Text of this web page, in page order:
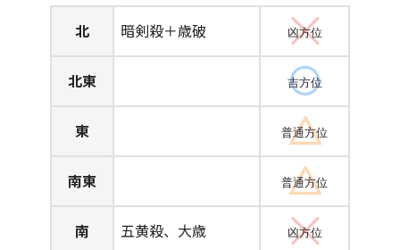
北 暗剣殺＋歳破 凶方位
北東 吉方位
東 普通方位
南東 普通方位
南 五黄殺、大歳 凶方位